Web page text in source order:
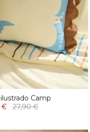
Camp
€
27,90 €